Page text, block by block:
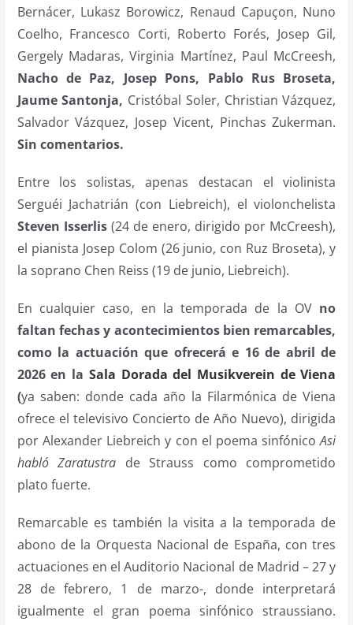
Bernácer, Lukasz Borowicz, Renaud Capuçon, Nuno
Coelho, Francesco Corti, Roberto Forés, Josep Gil,
Gergely Madaras, Virginia Martínez, Paul McCreesh,
Nacho de Paz, Josep Pons, Pablo Rus Broseta,
Jaume Santonja, Cristóbal Soler, Christian Vázquez,
Salvador Vázquez, Josep Vicent, Pinchas Zukerman.
Sin comentarios.
Entre los solistas, apenas destacan el violinista
Serguéi Jachatrián (con Liebreich), el violonchelista
Steven Isserlis(24 de enero, dirigido por McCreesh),
el pianista Josep Colom (26 junio, con Ruz Broseta), y
la soprano Chen Reiss (19 de junio, Liebreich).
En cualquier caso, en la temporada de la OV no
faltan fechas y acontecimientos bien remarcables,
como la actuación que ofrecerá e 16 de abril de
2026 en la Sala Dorada del Musikverein de Viena
(ya saben: donde cada año la Filarmónica de Viena
ofrece el televisivo Concierto de Año Nuevo), dirigida
por Alexander Liebreich y con el poema sinfónicoAsi
habló Zaratustra de Strauss como comprometido
plato fuerte.
Remarcable es también la visita a la temporada de
abono de la Orquesta Nacional de España, con tres
actuaciones en el Auditorio Nacional de Madrid – 27 y
28 de febrero, 1 de marzo-, donde interpretará
igualmente el gran poema sinfónico straussiano.